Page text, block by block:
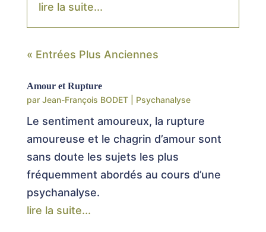
lire la suite...
« Entrées Plus Anciennes
Amour et Rupture
par Jean-François BODET| Psychanalyse
Le sentiment amoureux, la rupture
amoureuse et le chagrin d’amour sont
sans doute les sujets les plus
fréquemment abordés au cours d’une
psychanalyse.
lire la suite...